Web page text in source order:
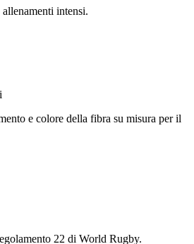
intensi.
e colore della fibra su misura per il
22 di World Rugby.